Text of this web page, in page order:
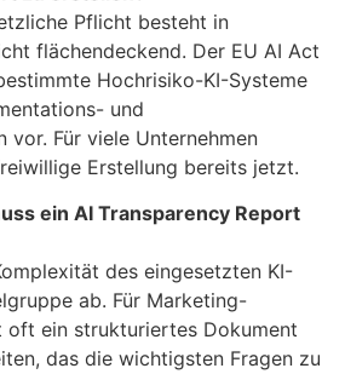
Pflicht besteht in
flächendeckend. Der EU AI Act
Hochrisiko-KI-Systeme
und
vor. Für viele Unternehmen
Erstellung bereits jetzt.
ein AI Transparency Report
des eingesetzten KI-
ab. Für Marketing-
oft ein strukturiertes Dokument
das die wichtigsten Fragen zu